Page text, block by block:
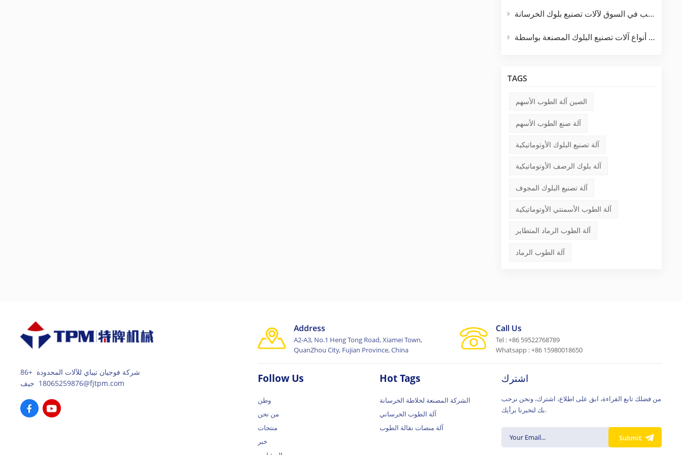
تحليل الطلب في السوق لآلات تصنيع بلوك الخرسانة
أنواع آلات تصنيع البلوك المصنعة بواسطة TPM
TAGS
الصين آلة الطوب الأسهم
آلة صنع الطوب الأسهم
آلة تصنيع البلوك الأوتوماتيكية
آلة بلوك الرصف الأوتوماتيكية
آلة تصنيع البلوك المجوف
آلة الطوب الأسمنتي الأوتوماتيكية
آلة الطوب الرماد المتطاير
آلة الطوب الرماد
شركة فوجيان تيباي للآلات المحدودة +86
18065259876 جيف@fjtpm.com
Address
A2-A3, No.1 Heng Tong Road, Xiamei Town,
QuanZhou City, Fujian Province, China
Call Us
Tel : +86 59522768789
Whatsapp : +86 15980018650
Follow Us
وطن
من نحن
منتجات
خبر
Hot Tags
الشركة المصنعة لخلاطة الخرسانة
آلة الطوب الخرساني
آلة منصات نقالة الطوب
اشترك
من فضلك تابع القراءة، ابق على اطلاع، اشترك، ونحن نرحب
بك لتخبرنا برأيك.
Submit